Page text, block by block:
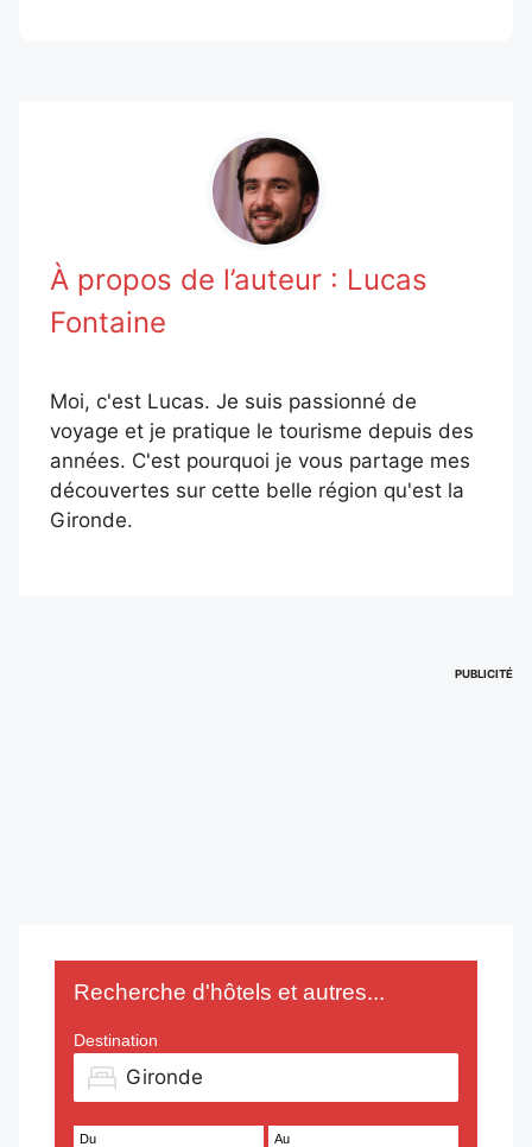
À propos de l’auteur : Lucas
Fontaine
Moi, c'est Lucas. Je suis passionné de
voyage et je pratique le tourisme depuis des
années. C'est pourquoi je vous partage mes
découvertes sur cette belle région qu'est la
Gironde.
PUBLICITÉ
Recherche d'hôtels et autres...
Destination
Du Au